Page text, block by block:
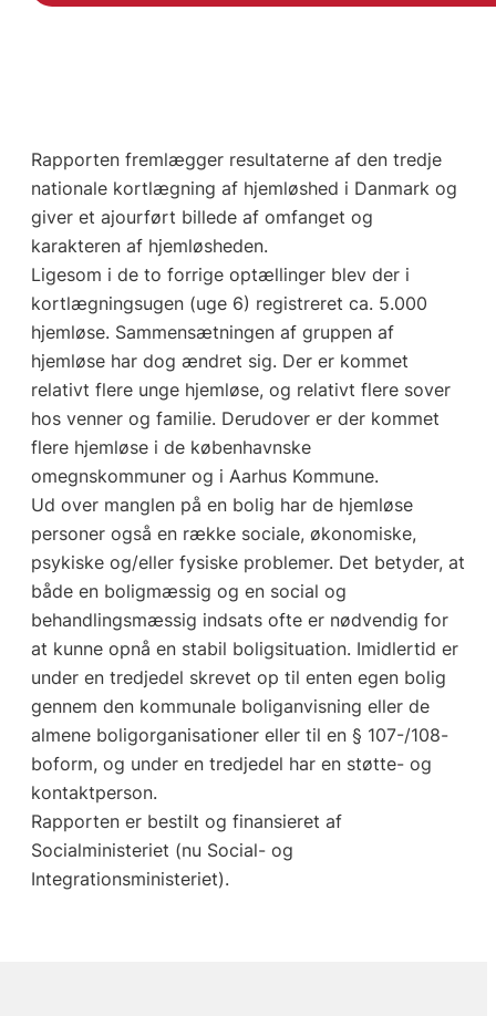
Rapporten fremlægger resultaterne af den tredje
nationale kortlægning af hjemløshed i Danmark og
giver et ajourført billede af omfanget og
karakteren af hjemløsheden.
Ligesom i de to forrige optællinger blev der i
kortlægningsugen (uge 6) registreret ca. 5.000
hjemløse. Sammensætningen af gruppen af
hjemløse har dog ændret sig. Der er kommet
relativt flere unge hjemløse, og relativt flere sover
hos venner og familie. Derudover er der kommet
flere hjemløse i de københavnske
omegnskommuner og i Aarhus Kommune.
Ud over manglen på en bolig har de hjemløse
personer også en række sociale, økonomiske,
psykiske og/eller fysiske problemer. Det betyder, at
både en boligmæssig og en social og
behandlingsmæssig indsats ofte er nødvendig for
at kunne opnå en stabil boligsituation. Imidlertid er
under en tredjedel skrevet op til enten egen bolig
gennem den kommunale boliganvisning eller de
almene boligorganisationer eller til en § 107-/108-
boform, og under en tredjedel har en støtte- og
kontaktperson.
Rapporten er bestilt og finansieret af
Socialministeriet (nu Social- og
Integrationsministeriet).